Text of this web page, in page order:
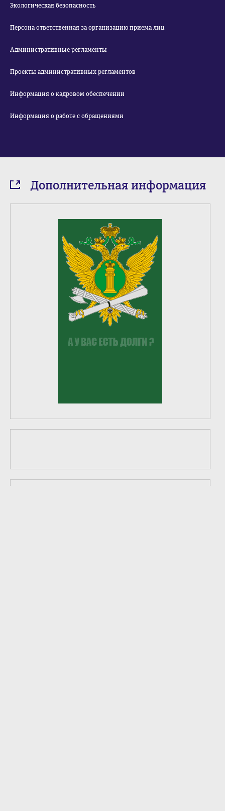
Экологическая безопасность
Персона ответственная за организацию приема лиц
Административные регламенты
Проекты административных регламентов
Информация о кадровом обеспечении
Информация о работе с обращениями
Дополнительная информация